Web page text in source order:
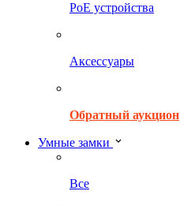
PoE устройства
Аксессуары
Обратный аукцион
Умные замки
Все